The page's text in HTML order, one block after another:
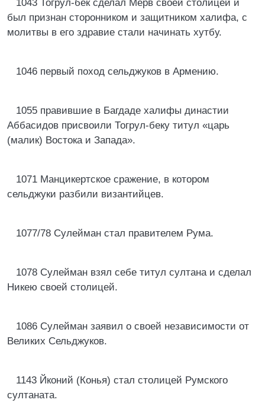
1043 Тогрул-бек сделал Мерв своей столицей и
был признан сторонником и защитником халифа, с
молитвы в его здравие стали начинать хутбу.
1046 первый поход сельджуков в Армению.
1055 правившие в Багдаде халифы династии
Аббасидов присвоили Тогрул-беку титул «царь
(малик) Востока и Запада».
1071 Манцикертское сражение, в котором
сельджуки разбили византийцев.
1077/78 Сулейман стал правителем Рума.
1078 Сулейман взял себе титул султана и сделал
Никею своей столицей.
1086 Сулейман заявил о своей независимости от
Великих Сельджуков.
1143 Йконий (Конья) стал столицей Румского
султаната.